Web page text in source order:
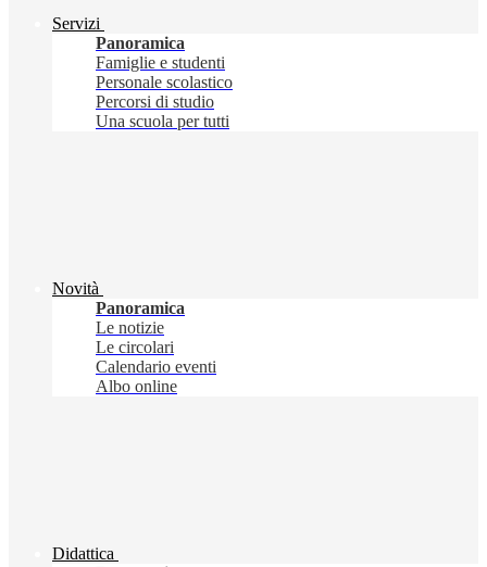
Servizi
Panoramica
Famiglie e studenti
Personale scolastico
Percorsi di studio
Una scuola per tutti
Novità
Panoramica
Le notizie
Le circolari
Calendario eventi
Albo online
Didattica